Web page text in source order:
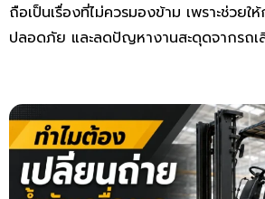
ถือเป็นเรื่องที่ไม่ควรมองข้าม เพราะช่วยใ
ปลอดภัย และลดปัญหางานสะดุดจากรถเ